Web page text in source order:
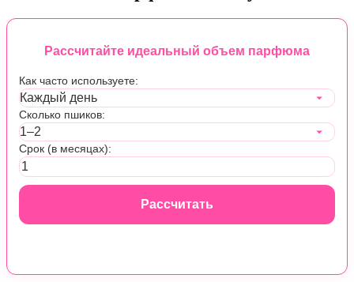
Рассчитайте идеальный объем парфюма
Как часто используете:
Сколько пшиков:
Срок (в месяцах):
Рассчитать